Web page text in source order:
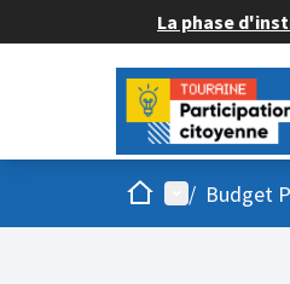
La phase
AccueilMenu
/ Budget